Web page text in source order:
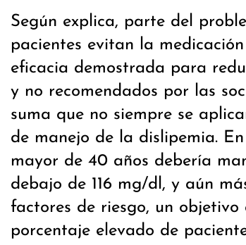
Según explica, parte del
pacientes evitan la
eficacia demostrada para
y no recomendados por las
suma que no siempre se
de manejo de la dislipemia.
mayor de 40 años debería
debajo de 116 mg/dl, y aún
factores de riesgo, un
porcentaje elevado de